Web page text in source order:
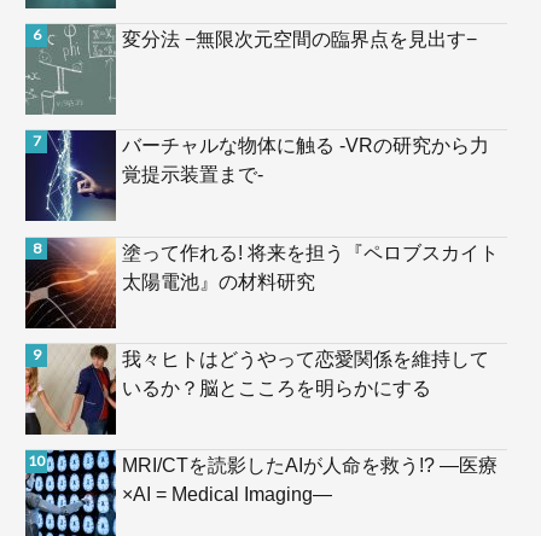
変分法 −無限次元空間の臨界点を見出す−
バーチャルな物体に触る -VRの研究から力
覚提示装置まで-
塗って作れる! 将来を担う『ペロブスカイト
太陽電池』の材料研究
我々ヒトはどうやって恋愛関係を維持して
いるか？脳とこころを明らかにする
MRI/CTを読影したAIが人命を救う!? —医療
×AI = Medical Imaging—